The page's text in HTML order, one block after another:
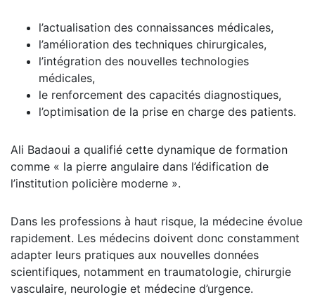
l’actualisation des connaissances médicales,
l’amélioration des techniques chirurgicales,
l’intégration des nouvelles technologies
médicales,
le renforcement des capacités diagnostiques,
l’optimisation de la prise en charge des patients.
Ali Badaoui a qualifié cette dynamique de formation
comme « la pierre angulaire dans l’édification de
l’institution policière moderne ».
Dans les professions à haut risque, la médecine évolue
rapidement. Les médecins doivent donc constamment
adapter leurs pratiques aux nouvelles données
scientifiques, notamment en traumatologie, chirurgie
vasculaire, neurologie et médecine d’urgence.